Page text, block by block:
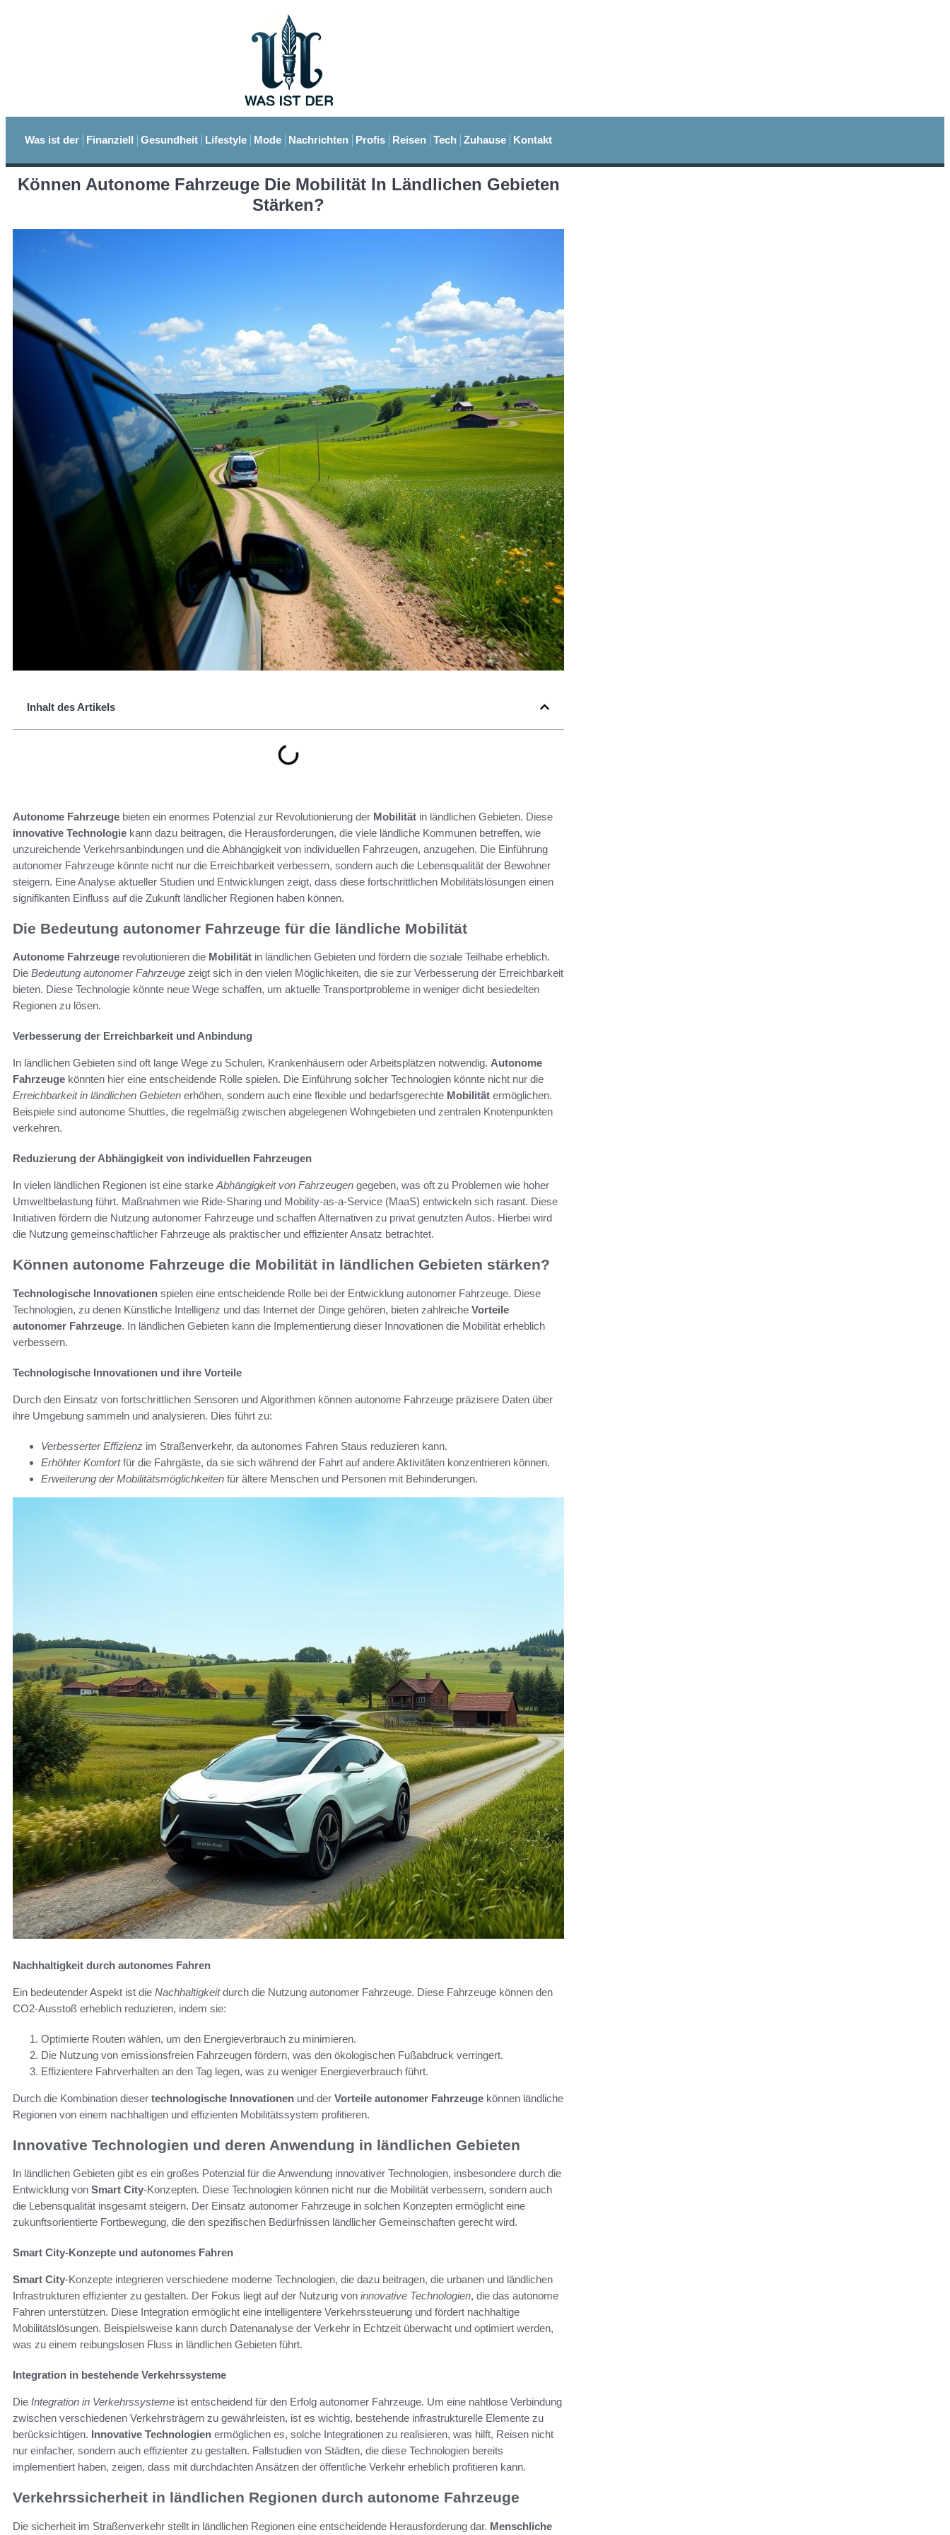
Was ist der Finanziell Gesundheit Lifestyle Mode Nachrichten Profis Reisen Tech Zuhause Kontakt
Können Autonome Fahrzeuge Die Mobilität In Ländlichen Gebieten
Stärken?
Inhalt des Artikels
Autonome Fahrzeuge bieten ein enormes Potenzial zur Revolutionierung der Mobilität in ländlichen Gebieten. Diese
innovative Technologie kann dazu beitragen, die Herausforderungen, die viele ländliche Kommunen betreffen, wie
unzureichende Verkehrsanbindungen und die Abhängigkeit von individuellen Fahrzeugen, anzugehen. Die Einführung
autonomer Fahrzeuge könnte nicht nur die Erreichbarkeit verbessern, sondern auch die Lebensqualität der Bewohner
steigern. Eine Analyse aktueller Studien und Entwicklungen zeigt, dass diese fortschrittlichen Mobilitätslösungen einen
signifikanten Einfluss auf die Zukunft ländlicher Regionen haben können.
Die Bedeutung autonomer Fahrzeuge für die ländliche Mobilität
Autonome Fahrzeuge revolutionieren die Mobilität in ländlichen Gebieten und fördern die soziale Teilhabe erheblich.
Die Bedeutung autonomer Fahrzeuge zeigt sich in den vielen Möglichkeiten, die sie zur Verbesserung der Erreichbarkeit
bieten. Diese Technologie könnte neue Wege schaffen, um aktuelle Transportprobleme in weniger dicht besiedelten
Regionen zu lösen.
Verbesserung der Erreichbarkeit und Anbindung
In ländlichen Gebieten sind oft lange Wege zu Schulen, Krankenhäusern oder Arbeitsplätzen notwendig. Autonome
Fahrzeuge könnten hier eine entscheidende Rolle spielen. Die Einführung solcher Technologien könnte nicht nur die
Erreichbarkeit in ländlichen Gebieten erhöhen, sondern auch eine flexible und bedarfsgerechte Mobilität ermöglichen.
Beispiele sind autonome Shuttles, die regelmäßig zwischen abgelegenen Wohngebieten und zentralen Knotenpunkten
verkehren.
Reduzierung der Abhängigkeit von individuellen Fahrzeugen
In vielen ländlichen Regionen ist eine starkeAbhängigkeit von Fahrzeugen gegeben, was oft zu Problemen wie hoher
Umweltbelastung führt. Maßnahmen wie Ride-Sharing und Mobility-as-a-Service (MaaS) entwickeln sich rasant. Diese
Initiativen fördern die Nutzung autonomer Fahrzeuge und schaffen Alternativen zu privat genutzten Autos. Hierbei wird
die Nutzung gemeinschaftlicher Fahrzeuge als praktischer und effizienter Ansatz betrachtet.
Können autonome Fahrzeuge die Mobilität in ländlichen Gebieten stärken?
Technologische Innovationen spielen eine entscheidende Rolle bei der Entwicklung autonomer Fahrzeuge. Diese
Technologien, zu denen Künstliche Intelligenz und das Internet der Dinge gehören, bieten zahlreiche Vorteile
autonomer Fahrzeuge. In ländlichen Gebieten kann die Implementierung dieser Innovationen die Mobilität erheblich
verbessern.
Technologische Innovationen und ihre Vorteile
Durch den Einsatz von fortschrittlichen Sensoren und Algorithmen können autonome Fahrzeuge präzisere Daten über
ihre Umgebung sammeln und analysieren. Dies führt zu:
Verbesserter Effizienz im Straßenverkehr, da autonomes Fahren Staus reduzieren kann.
Erhöhter Komfortfür die Fahrgäste, da sie sich während der Fahrt auf andere Aktivitäten konzentrieren können.
Erweiterung der Mobilitätsmöglichkeiten für ältere Menschen und Personen mit Behinderungen.
Nachhaltigkeit durch autonomes Fahren
Ein bedeutender Aspekt ist die Nachhaltigkeitdurch die Nutzung autonomer Fahrzeuge. Diese Fahrzeuge können den
CO2-Ausstoß erheblich reduzieren, indem sie:
Optimierte Routen wählen, um den Energieverbrauch zu minimieren.
Die Nutzung von emissionsfreien Fahrzeugen fördern, was den ökologischen Fußabdruck verringert.
Effizientere Fahrverhalten an den Tag legen, was zu weniger Energieverbrauch führt.
Durch die Kombination dieser technologische Innovationen und der Vorteile autonomer Fahrzeuge können ländliche
Regionen von einem nachhaltigen und effizienten Mobilitätssystem profitieren.
Innovative Technologien und deren Anwendung in ländlichen Gebieten
In ländlichen Gebieten gibt es ein großes Potenzial für die Anwendung innovativer Technologien, insbesondere durch die
Entwicklung von Smart City-Konzepten. Diese Technologien können nicht nur die Mobilität verbessern, sondern auch
die Lebensqualität insgesamt steigern. Der Einsatz autonomer Fahrzeuge in solchen Konzepten ermöglicht eine
zukunftsorientierte Fortbewegung, die den spezifischen Bedürfnissen ländlicher Gemeinschaften gerecht wird.
Smart City-Konzepte und autonomes Fahren
Smart City-Konzepte integrieren verschiedene moderne Technologien, die dazu beitragen, die urbanen und ländlichen
Infrastrukturen effizienter zu gestalten. Der Fokus liegt auf der Nutzung von innovative Technologien, die das autonome
Fahren unterstützen. Diese Integration ermöglicht eine intelligentere Verkehrssteuerung und fördert nachhaltige
Mobilitätslösungen. Beispielsweise kann durch Datenanalyse der Verkehr in Echtzeit überwacht und optimiert werden,
was zu einem reibungslosen Fluss in ländlichen Gebieten führt.
Integration in bestehende Verkehrssysteme
Die Integration in Verkehrssysteme ist entscheidend für den Erfolg autonomer Fahrzeuge. Um eine nahtlose Verbindung
zwischen verschiedenen Verkehrsträgern zu gewährleisten, ist es wichtig, bestehende infrastrukturelle Elemente zu
berücksichtigen. Innovative Technologien ermöglichen es, solche Integrationen zu realisieren, was hilft, Reisen nicht
nur einfacher, sondern auch effizienter zu gestalten. Fallstudien von Städten, die diese Technologien bereits
implementiert haben, zeigen, dass mit durchdachten Ansätzen der öffentliche Verkehr erheblich profitieren kann.
Verkehrssicherheit in ländlichen Regionen durch autonome Fahrzeuge
Die sicherheit im Straßenverkehr stellt in ländlichen Regionen eine entscheidende Herausforderung dar. Menschliche